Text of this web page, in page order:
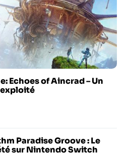
Echoes of Aincrad – Un
Paradise Groove : Le
sur Nintendo Switch